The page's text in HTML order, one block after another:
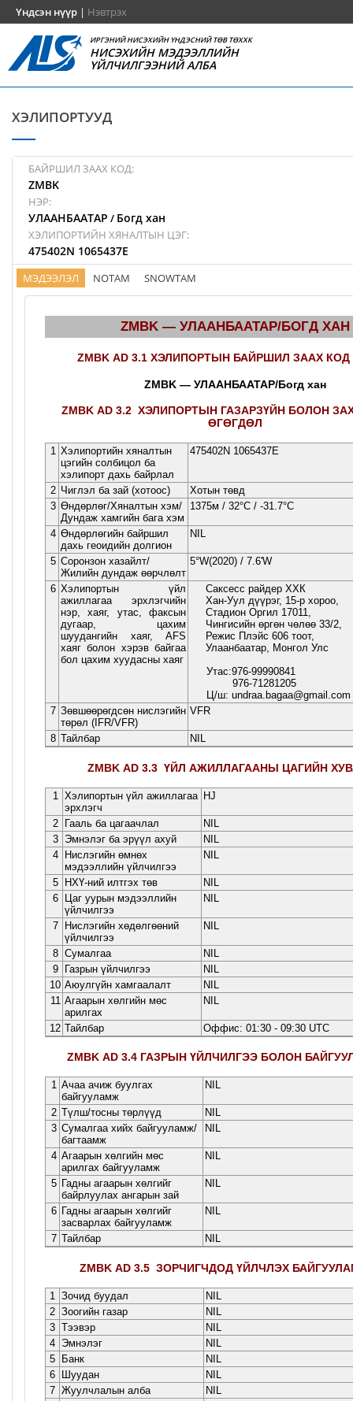
Үндсэн нүүр | Нэвтрэх
ИРГЭНИЙ НИСЭХИЙН ҮНДЭСНИЙ ТӨВ ТӨХХК
НИСЭХИЙН МЭДЭЭЛЛИЙН
ҮЙЛЧИЛГЭЭНИЙ АЛБА
ХЭЛИПОРТУУД
БАЙРШИЛ ЗААХ КОД:
ZMBK
НЭР:
УЛААНБААТАР / Богд хан
ХЭЛИПОРТИЙН ХЯНАЛТЫН ЦЭГ:
475402N 1065437E
МЭДЭЭЛЭЛ NOTAM SNOWTAM